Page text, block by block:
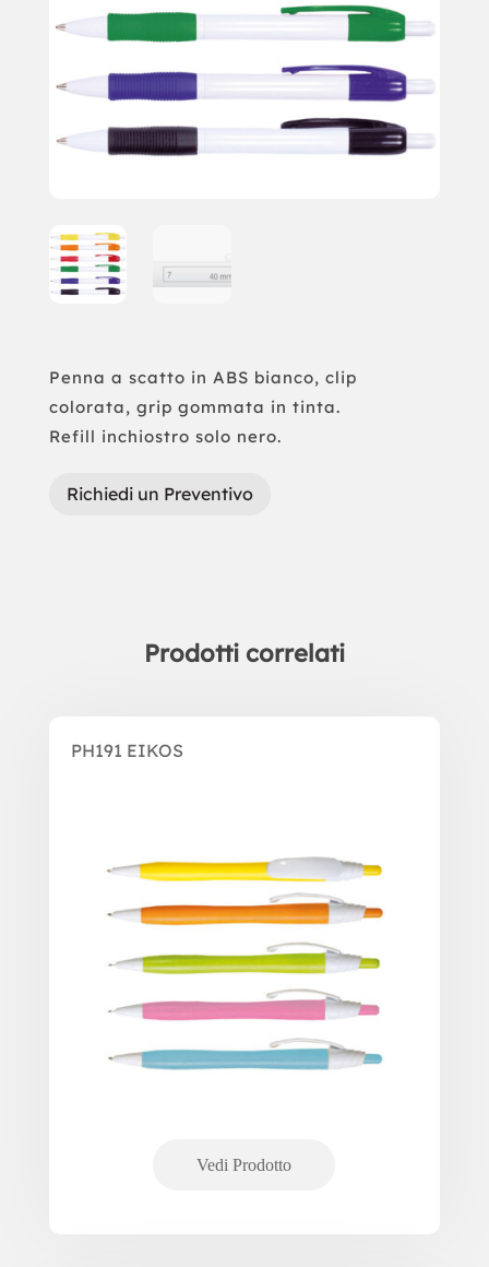
Penna a scatto in ABS bianco, clip
colorata, grip gommata in tinta.
Refill inchiostro solo nero.
Richiedi un Preventivo
Prodotti correlati
PH191 EIKOS